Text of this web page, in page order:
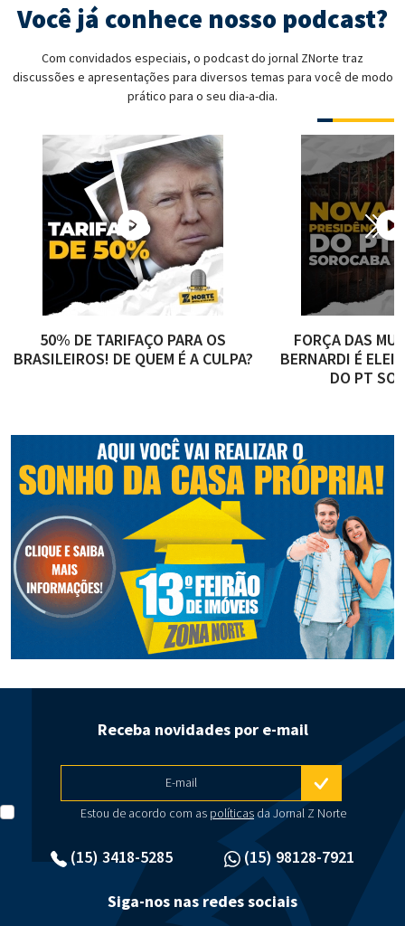
Você já conhece nosso podcast?
Com convidados especiais, o podcast do jornal ZNorte traz
discussões e apresentações para diversos temas para você de modo
prático para o seu dia-a-dia.
50% DE TARIFAÇO PARA OS
BRASILEIROS! DE QUEM É A CULPA?
FORÇA DAS
BERNARDI É
DO PT
(15) 3418-5285 (15) 98128-7921
Receba novidades por e-mail
E-mail
Estou de acordo com as políticasda Jornal Z Norte
Siga-nos nas redes sociais